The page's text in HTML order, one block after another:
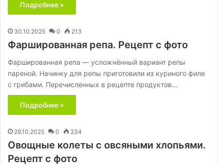
Подробнее »
30.10.2025 0 213
Фаршированная репа. Рецепт с фото
Фаршированная репа — усложнённый вариант репы
пареной. Начинку для репы приготовили из куриного филе
с грибами. Перечисленных в рецепте продуктов…
Подробнее »
29.10.2025 0 234
Овощные колеты с овсяными хлопьями.
Рецепт с фото